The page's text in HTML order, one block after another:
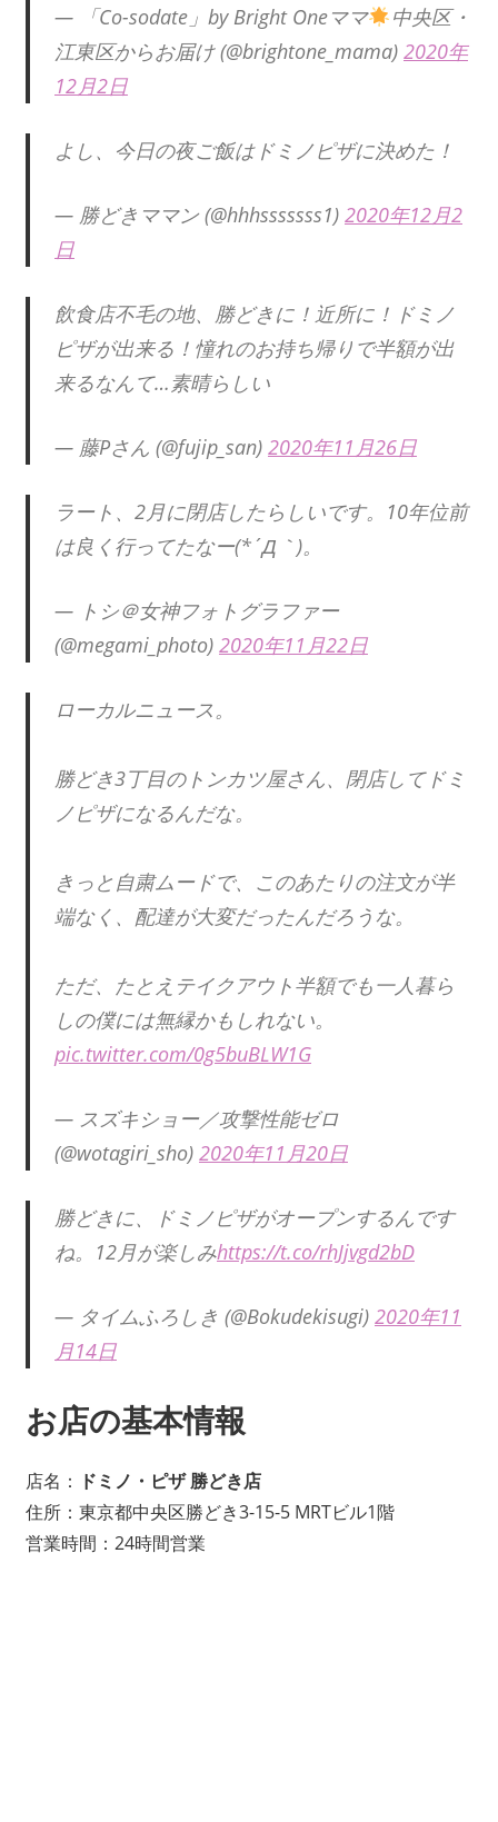
— 「Co-sodate」by Bright Oneママ
中央区・
江東区からお届け (@brightone_mama) 2020年
12月2日
よし、今日の夜ご飯はドミノピザに決めた！
— 勝どきママン (@hhhsssssss1) 2020年12月2
日
飲食店不毛の地、勝どきに！近所に！ドミノ
ピザが出来る！憧れのお持ち帰りで半額が出
来るなんて…素晴らしい
— 藤Pさん (@fujip_san) 2020年11月26日
ラート、2月に閉店したらしいです。10年位前
は良く行ってたなー(*´Д｀)。
— トシ＠女神フォトグラファー
(@megami_photo) 2020年11月22日
ローカルニュース。
勝どき3丁目のトンカツ屋さん、閉店してドミ
ノピザになるんだな。
きっと自粛ムードで、このあたりの注文が半
端なく、配達が大変だったんだろうな。
ただ、たとえテイクアウト半額でも一人暮ら
しの僕には無縁かもしれない。
pic.twitter.com/0g5buBLW1G
— スズキショー／攻撃性能ゼロ
(@wotagiri_sho) 2020年11月20日
勝どきに、ドミノピザがオープンするんです
ね。12月が楽しみhttps://t.co/rhJjvgd2bD
— タイムふろしき (@Bokudekisugi) 2020年11
月14日
お店の基本情報
店名： ドミノ・ピザ 勝どき店
住所：東京都中央区勝どき3-15-5 MRTビル1階
営業時間：24時間営業